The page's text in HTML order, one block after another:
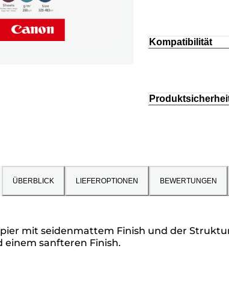
Kompatibilität
ÜBERBLICK LIEFEROPTIONEN BEWERTUNGEN
mit seidenmattem Finish und der
einem sanfteren Finish.